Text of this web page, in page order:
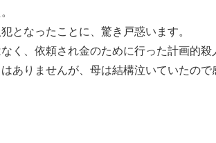
となったことに、驚き戸惑います。
く、依頼され金のために行った計画的殺
ありませんが、母は結構泣いていたので